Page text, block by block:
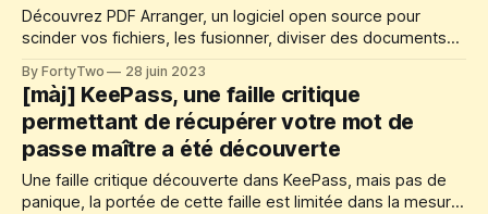
Découvrez PDF Arranger, un logiciel open source pour
scinder vos fichiers, les fusionner, diviser des documents
By FortyTwo 28 juin 2023
[màj] KeePass, une faille critique
permettant de récupérer votre mot de
passe maître a été découverte
Une faille critique découverte dans KeePass, mais pas de
panique, la portée de cette faille est limitée dans la mesure